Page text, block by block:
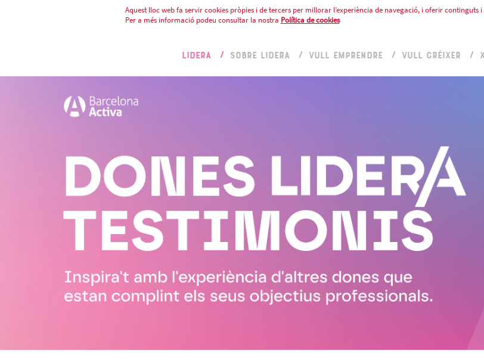
Aquest lloc web fa servir cookies pròpies i de tercers per millorar l’experiència de navegació, i oferir continguts i
Per a més informació podeu consultar la nostra Política de cookies
LIDERA SOBRE LIDERA VULL EMPRENDRE VULL CRÉIXER